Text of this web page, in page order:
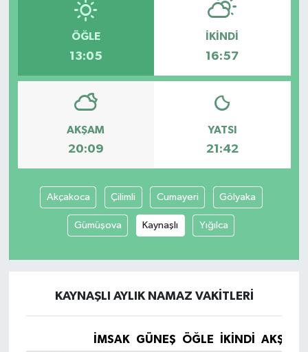
ÖĞLE
13:05
İKINDI
16:57
AKŞAM
20:09
YATSI
21:42
Akçakoca Çilimli Cumayeri Gölyaka
Gümüşova Kaynaşlı Yığılca
KAYNAŞLI AYLIK NAMAZ VAKITLERI
İMSAK GÜNEŞ ÖĞLE İKINDI
AKŞAM